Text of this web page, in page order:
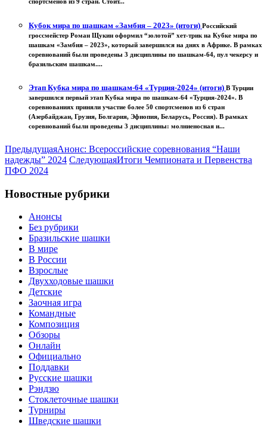
спортсменов из 9 стран. Стоит...
Кубок мира по шашкам «Замбия – 2023» (итоги) Российский
гроссмейстер Роман Щукин оформил “золотой” хет-трик на Кубке мира по
шашкам «Замбия – 2023», который завершился на днях в Африке. В рамках
соревнований были проведены 3 дисциплины по шашкам-64, пул чекерсу и
бразильским шашкам....
Этап Кубка мира по шашкам-64 «Турция-2024» (итоги) В Турции
завершился первый этап Кубка мира по шашкам-64 «Турция-2024». В
соревнованиях приняли участие более 50 спортсменов из 6 стран
(Азербайджан, Грузия, Болгария, Эфиопия, Беларусь, Россия). В рамках
соревнований были проведены 3 дисциплины: молниеносная и...
ПредыдущаяАнонс: Всероссийские соревнования “Наши
надежды” 2024 СледующаяИтоги Чемпионата и Первенства
ПФО 2024
Новостные рубрики
Анонсы
Без рубрики
Бразильские шашки
В мире
В России
Взрослые
Двухходовые шашки
Детские
Заочная игра
Командные
Композиция
Обзоры
Онлайн
Официально
Поддавки
Русские шашки
Рэндзю
Стоклеточные шашки
Турниры
Шведские шашки